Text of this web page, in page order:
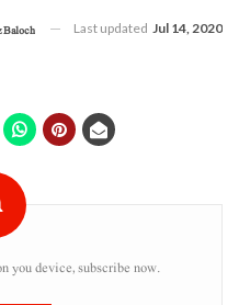
Baloch Last updated Jul 14, 2020
you device, subscribe now.